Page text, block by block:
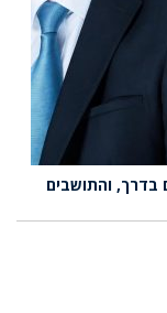
בדרך, והתושבים